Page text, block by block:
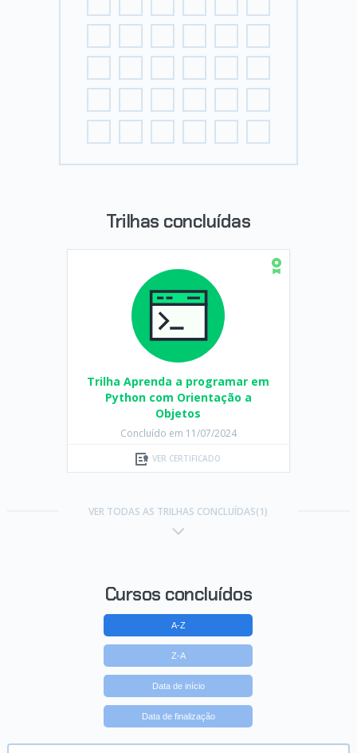
Trilhas concluídas
Trilha Aprenda a programar em
Python com Orientação a
Objetos
Concluído em 11/07/2024
VER CERTIFICADO
VER TODAS AS TRILHAS CONCLUÍDAS(1)
Cursos concluídos
A-Z
Z-A
Data de início
Data de finalização